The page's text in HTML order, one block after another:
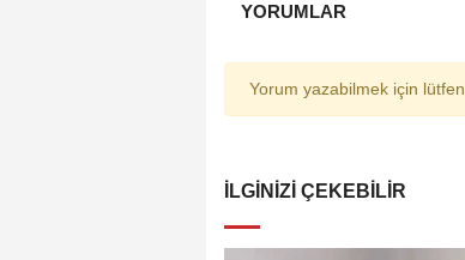
YORUMLAR
Yorum yazabilmek için lütfen
İLGINIZI ÇEKEBILIR